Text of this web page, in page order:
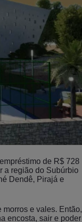
de R$ 728
a região do Subúrbio
Dendê, Pirajá e
morros e vales. Então,
encosta, sair e poder